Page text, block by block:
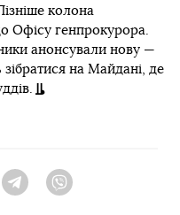
колона
Офісу генпрокурора.
анонсували нову —
на Майдані, де
Telegram